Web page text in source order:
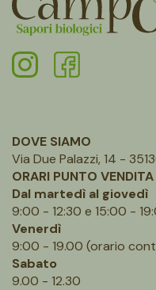
DOVE SIAMO
Via Due Palazzi, 14 -
ORARI PUNTO VENDITA
Dal martedì al giovedì
9:00 - 12:30 e 15:00 -
Venerdì
9:00 - 19.00 (orario
Sabato
9.00 - 12.30